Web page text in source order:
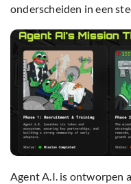
onderscheiden in een
Agent A.I. is ontworpen